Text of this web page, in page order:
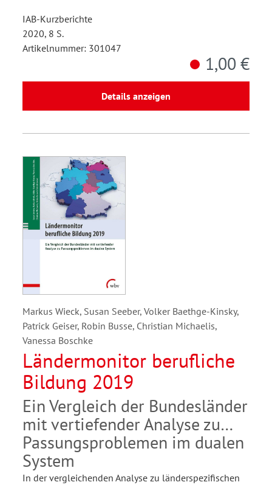
IAB-Kurzberichte
2020, 8 S.
Artikelnummer: 301047
1,00 €
Details anzeigen
Markus Wieck, Susan Seeber, Volker Baethge-Kinsky,
Patrick Geiser, Robin Busse, Christian Michaelis,
Vanessa Boschke
Ländermonitor berufliche
Bildung 2019
Ein Vergleich der Bundesländer
mit vertiefender Analyse zu
Passungsproblemen im dualen
System
In der vergleichenden Analyse zu länderspezifischen